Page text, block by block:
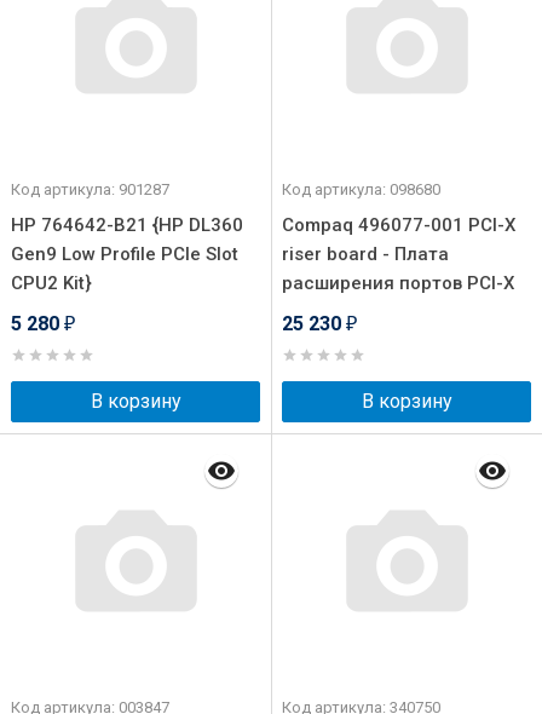
Код артикула: 901287
HP 764642-B21 {HP DL360
Gen9 Low Profile PCIe Slot
CPU2 Kit}
5 280 ₽
В корзину
Код артикула: 098680
Compaq 496077-001 PCI-X
riser board - Плата
расширения портов PCI-X
25 230 ₽
В корзину
Код артикула: 003847 Код артикула: 340750